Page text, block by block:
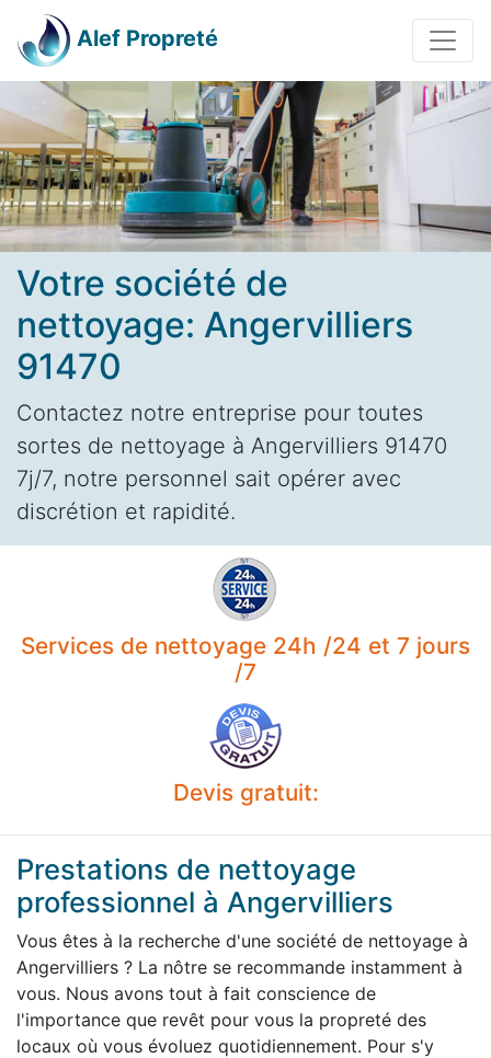
Alef Propreté
Votre société de
nettoyage: Angervilliers
91470
Contactez notre entreprise pour toutes
sortes de nettoyage à Angervilliers 91470
7j/7, notre personnel sait opérer avec
discrétion et rapidité.
Services de nettoyage 24h /24 et 7 jours
/7
Devis gratuit:
Prestations de nettoyage
professionnel à Angervilliers
Vous êtes à la recherche d'une société de nettoyage à
Angervilliers ? La nôtre se recommande instamment à
vous. Nous avons tout à fait conscience de
l'importance que revêt pour vous la propreté des
locaux où vous évoluez quotidiennement. Pour s'y